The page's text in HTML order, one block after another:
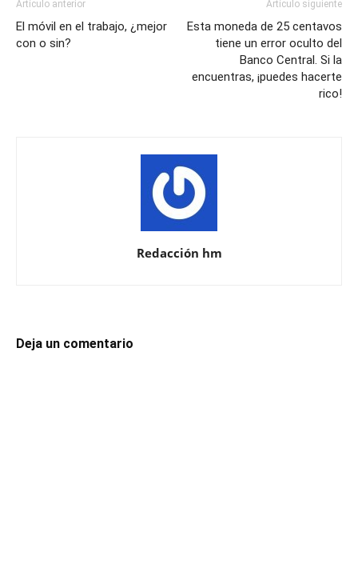
Artículo anterior
El móvil en el trabajo, ¿mejor
con o sin?
Artículo siguiente
Esta moneda de 25 centavos
tiene un error oculto del
Banco Central. Si la
encuentras, ¡puedes hacerte
rico!
Redacción hm
Deja un comentario